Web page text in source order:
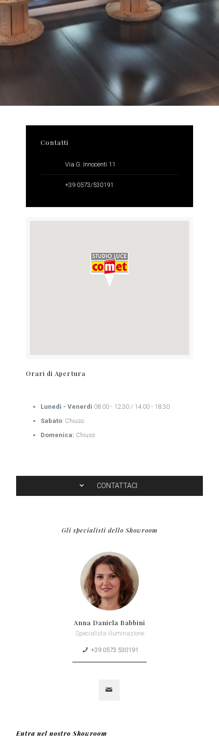
Contatti
Via G. Innocenti 11
+39 0573/530191
Orari di Apertura
Lunedì - Venerdì 08.00 - 12.30 / 14.00 - 18.30
Sabato: Chiuso
Domenica: Chiuso
CONTATTACI
Gli specialisti dello Showroom
Anna Daniela Babbini
Specialista illuminazione
+39 0573 530191
Entra nel nostro Showroom